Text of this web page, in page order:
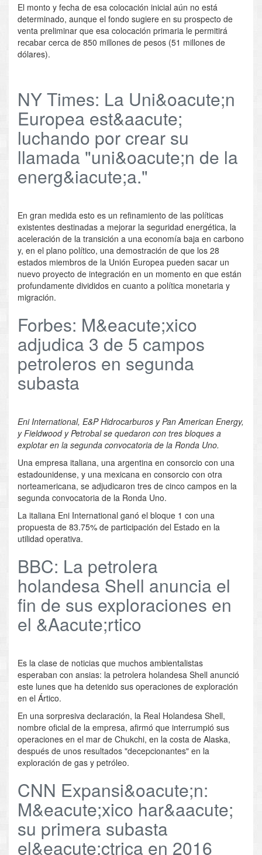
El monto y fecha de esa colocación inicial aún no está
determinado, aunque el fondo sugiere en su prospecto de
venta preliminar que esa colocación primaria le permitirá
recabar cerca de 850 millones de pesos (51 millones de
dólares).
NY Times: La Uni&oacute;n
Europea est&aacute;
luchando por crear su
llamada "uni&oacute;n de la
energ&iacute;a."
En gran medida esto es un refinamiento de las políticas
existentes destinadas a mejorar la seguridad energética, la
aceleración de la transición a una economía baja en carbono
y, en el plano político, una demostración de que los 28
estados miembros de la Unión Europea pueden sacar un
nuevo proyecto de integración en un momento en que están
profundamente divididos en cuanto a política monetaria y
migración.
Forbes: M&eacute;xico
adjudica 3 de 5 campos
petroleros en segunda
subasta
Eni International, E&P Hidrocarburos y Pan American Energy,
y Fieldwood y Petrobal se quedaron con tres bloques a
explotar en la segunda convocatoria de la Ronda Uno.
Una empresa italiana, una argentina en consorcio con una
estadounidense, y una mexicana en consorcio con otra
norteamericana, se adjudicaron tres de cinco campos en la
segunda convocatoria de la Ronda Uno.
La italiana Eni International ganó el bloque 1 con una
propuesta de 83.75% de participación del Estado en la
utilidad operativa.
BBC: La petrolera
holandesa Shell anuncia el
fin de sus exploraciones en
el &Aacute;rtico
Es la clase de noticias que muchos ambientalistas
esperaban con ansias: la petrolera holandesa Shell anunció
este lunes que ha detenido sus operaciones de exploración
en el Ártico.
En una sorpresiva declaración, la Real Holandesa Shell,
nombre oficial de la empresa, afirmó que interrumpió sus
operaciones en el mar de Chukchi, en la costa de Alaska,
después de unos resultados "decepcionantes" en la
exploración de gas y petróleo.
CNN Expansi&oacute;n:
M&eacute;xico har&aacute;
su primera subasta
el&eacute;ctrica en 2016